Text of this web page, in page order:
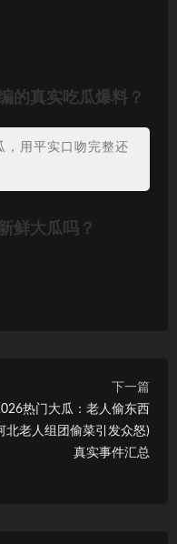
的真实吃瓜爆料？
，用平实口吻完整还
鲜大瓜吗？
下一篇
热门大瓜：老人偷东西
北老人组团偷菜引发众怒)
真实事件汇总